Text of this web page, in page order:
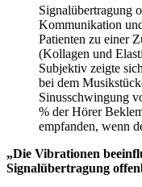
Signalübertragung
Kommunikation
Patienten zu einer
(Kollagen und
Subjektiv zeigte
bei dem
Sinusschwingung
% der Hörer
empfanden, wenn
„Die Vibrationen
Signalübertragung